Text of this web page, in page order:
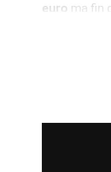
euro ma fin
Il francese
ma